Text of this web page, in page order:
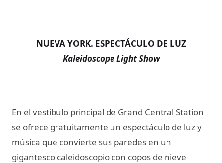
NUEVA YORK. ESPECTÁCULO DE LUZ
Kaleidoscope Light Show​
En el vestíbulo principal de Grand Central Station
se ofrece gratuitamente un espectáculo de luz y
música que convierte sus paredes en un
gigantesco caleidoscopio con copos de nieve